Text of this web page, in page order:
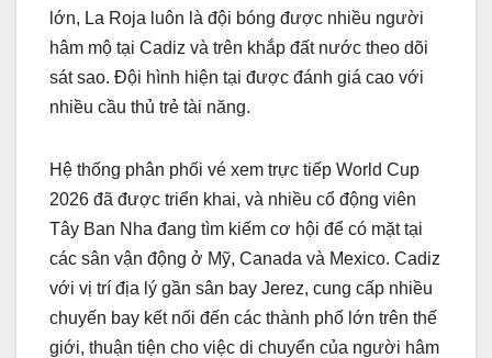
lớn, La Roja luôn là đội bóng được nhiều người
hâm mộ tại Cadiz và trên khắp đất nước theo dõi
sát sao. Đội hình hiện tại được đánh giá cao với
nhiều cầu thủ trẻ tài năng.
Hệ thống phân phối vé xem trực tiếp World Cup
2026 đã được triển khai, và nhiều cổ động viên
Tây Ban Nha đang tìm kiếm cơ hội để có mặt tại
các sân vận động ở Mỹ, Canada và Mexico. Cadiz
với vị trí địa lý gần sân bay Jerez, cung cấp nhiều
chuyến bay kết nối đến các thành phố lớn trên thế
giới, thuận tiện cho việc di chuyển của người hâm